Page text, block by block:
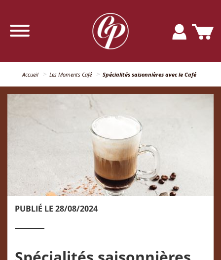
Accueil Les Moments Café Spécialités saisonnières avec le Café
PUBLIÉ LE 28/08/2024